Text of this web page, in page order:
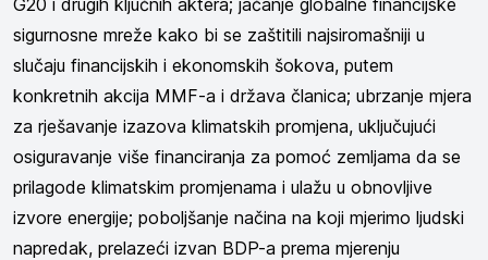
sigurnosne mreže kako bi se zaštitili najsiromašniji u
slučaju financijskih i ekonomskih šokova, putem
konkretnih akcija MMF-a i država članica; ubrzanje mjera
za rješavanje izazova klimatskih promjena, uključujući
osiguravanje više financiranja za pomoć zemljama da se
prilagode klimatskim promjenama i ulažu u obnovljive
izvore energije; poboljšanje načina na koji mjerimo ljudski
napredak, prelazeći izvan BDP-a prema mjerenju